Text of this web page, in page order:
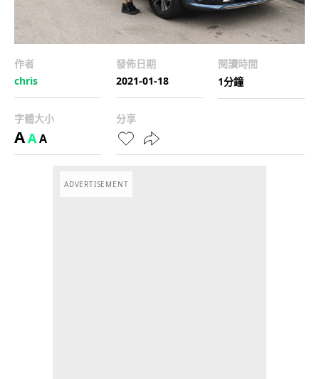
作者
chris
發佈日期
2021-01-18
閱讀時間
1分鐘
字體大小
AAA
分享
ADVERTISEMENT